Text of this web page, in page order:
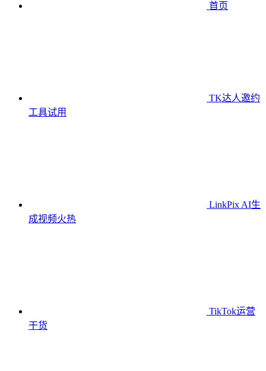
首页
TK达人邀约
工具试用
LinkPix AI生
成视频火热
TikTok运营
干货